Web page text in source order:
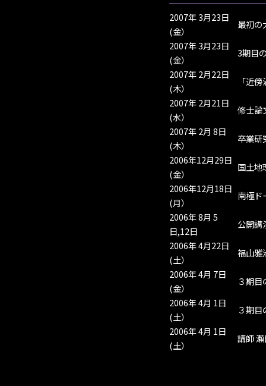
2007年 3月23日
(金）
最初の
2007年 3月23日
(金）
3期目
2007年 2月22日
(木）
「近
2007年 2月21日
(水）
修士論
2007年 2月 8日
(木）
卒業研
2006年12月29日
(金）
国土地
2006年12月18日
(月）
南極ド
2006年 8月 5
日,12日
公開講
2006年 4月22日
(土）
福山雅
2006年 4月 7日
(金）
３期
2006年 4月 1日
(土）
３期
2006年 4月 1日
(土）
講師